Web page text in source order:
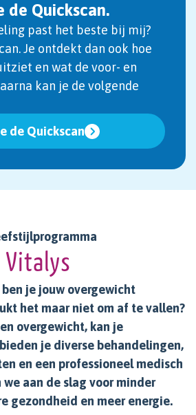
de Quickscan.
past het beste bij mij?
Je ontdekt dan ook hoe
en wat de voor- en
kan je de volgende
de Quickscan
Vitalys
je jouw overgewicht
het maar niet om af te vallen?
overgewicht, kan je
je diverse behandelingen,
en een professioneel medisch
we aan de slag voor minder
gezondheid en meer energie.